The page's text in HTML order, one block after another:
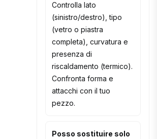
Controlla lato
(sinistro/destro), tipo
(vetro o piastra
completa), curvatura e
presenza di
riscaldamento (termico).
Confronta forma e
attacchi con il tuo
pezzo.
Posso sostituire solo